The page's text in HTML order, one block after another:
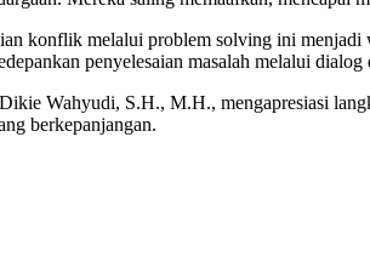
konflik melalui problem solving ini menjadi
penyelesaian masalah melalui
Wahyudi, S.H., M.H., mengapresiasi
berkepanjangan.